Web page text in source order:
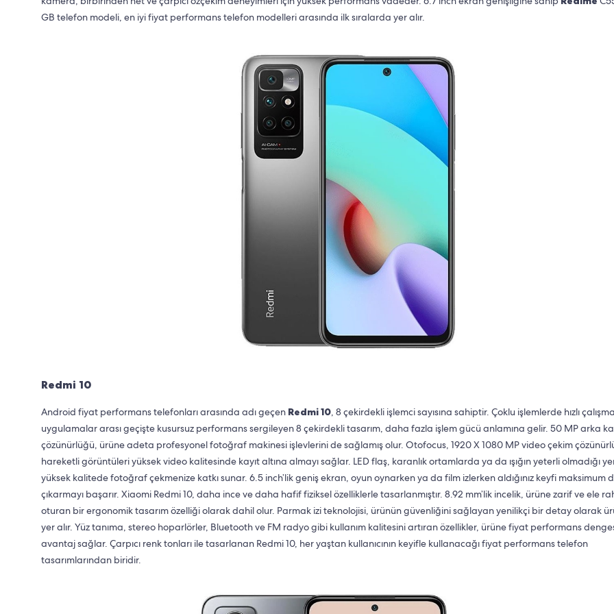
GB telefon modeli, en iyi fiyat performans telefon modelleri arasında ilk sıralarda yer alır.
Redmi 10
Android fiyat performans telefonları arasında adı geçen Redmi 10, 8 çekirdekli işlemci sayısına sahiptir. Çoklu işlemlerde hızlı
uygulamalar arası geçişte kusursuz performans sergileyen 8 çekirdekli tasarım, daha fazla işlem gücü anlamına gelir. 50 MP arka
çözünürlüğü, ürüne adeta profesyonel fotoğraf makinesi işlevlerini de sağlamış olur. Otofocus, 1920 X 1080 MP video çekim
hareketli görüntüleri yüksek video kalitesinde kayıt altına almayı sağlar. LED flaş, karanlık ortamlarda ya da ışığın yeterli olmadığı
yüksek kalitede fotoğraf çekmenize katkı sunar. 6.5 inch’lik geniş ekran, oyun oynarken ya da film izlerken aldığınız keyfi maksimum
çıkarmayı başarır. Xiaomi Redmi 10, daha ince ve daha hafif fiziksel özelliklerle tasarlanmıştır. 8.92 mm’lik incelik, ürüne zarif ve ele
oturan bir ergonomik tasarım özelliği olarak dahil olur. Parmak izi teknolojisi, ürünün güvenliğini sağlayan yenilikçi bir detay olarak
yer alır. Yüz tanıma, stereo hoparlörler, Bluetooth ve FM radyo gibi kullanım kalitesini artıran özellikler, ürüne fiyat performans
avantaj sağlar. Çarpıcı renk tonları ile tasarlanan Redmi 10, her yaştan kullanıcının keyifle kullanacağı fiyat performans telefon
tasarımlarından biridir.